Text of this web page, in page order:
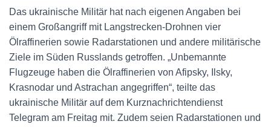
Das ukrainische Militär hat nach eigenen Angaben bei
einem Großangriff mit Langstrecken-Drohnen vier
Ölraffinerien sowie Radarstationen und andere militärische
Ziele im Süden Russlands getroffen. „Unbemannte
Flugzeuge haben die Ölraffinerien von Afipsky, Ilsky,
Krasnodar und Astrachan angegriffen“, teilte das
ukrainische Militär auf dem Kurznachrichtendienst
Telegram am Freitag mit. Zudem seien Radarstationen und